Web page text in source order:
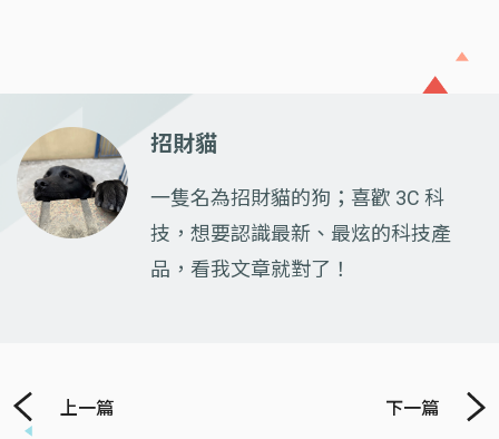
招財貓
一隻名為招財貓的狗；喜歡 3C 科
技，想要認識最新、最炫的科技產
品，看我文章就對了！
上一篇 下一篇